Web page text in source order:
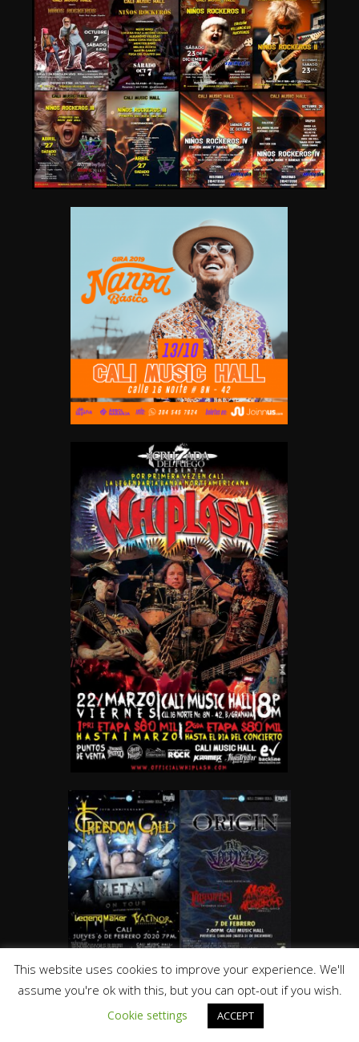
This website uses cookies to improve your experience. We'll
assume you're ok with this, but you can opt-out if you wish.
Cookie settings ACCEPT